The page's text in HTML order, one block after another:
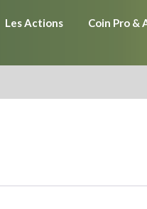
Les Actions Coin Pro &